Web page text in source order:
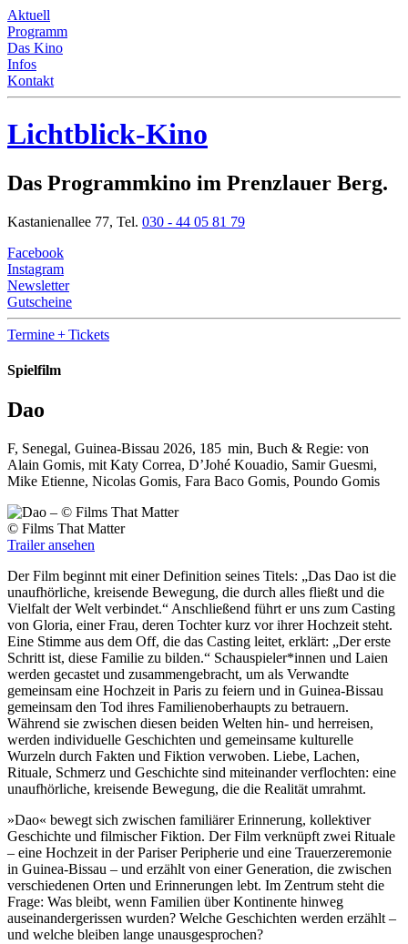
Aktuell
Programm
Das Kino
Infos
Kontakt
Lichtblick-Kino
Das Programmkino im Prenzlauer Berg.
Kastanienallee 77, Tel. 030 - 44 05 81 79
Facebook
Instagram
Newsletter
Gutscheine
Termine+ Tickets
Spielfilm
Dao
F, Senegal, Guinea-Bissau 2026, 185 min, Buch & Regie: von
Alain Gomis, mit Katy Correa, D’Johé Kouadio, Samir Guesmi,
Mike Etienne, Nicolas Gomis, Fara Baco Gomis, Poundo Gomis
© Films That Matter
Trailer ansehen
Der Film beginnt mit einer Definition seines Titels: „Das Dao ist die
unaufhörliche, kreisende Bewegung, die durch alles fließt und die
Vielfalt der Welt verbindet.“ Anschließend führt er uns zum Casting
von Gloria, einer Frau, deren Tochter kurz vor ihrer Hochzeit steht.
Eine Stimme aus dem Off, die das Casting leitet, erklärt: „Der erste
Schritt ist, diese Familie zu bilden.“ Schauspieler*innen und Laien
werden gecastet und zusammengebracht, um als Verwandte
gemeinsam eine Hochzeit in Paris zu feiern und in Guinea-Bissau
gemeinsam den Tod ihres Familienoberhaupts zu betrauern.
Während sie zwischen diesen beiden Welten hin- und herreisen,
werden individuelle Geschichten und gemeinsame kulturelle
Wurzeln durch Fakten und Fiktion verwoben. Liebe, Lachen,
Rituale, Schmerz und Geschichte sind miteinander verflochten: eine
unaufhörliche, kreisende Bewegung, die die Realität umrahmt.
»Dao« bewegt sich zwischen familiärer Erinnerung, kollektiver
Geschichte und filmischer Fiktion. Der Film verknüpft zwei Rituale
– eine Hochzeit in der Pariser Peripherie und eine Trauerzeremonie
in Guinea-Bissau – und erzählt von einer Generation, die zwischen
verschiedenen Orten und Erinnerungen lebt. Im Zentrum steht die
Frage: Was bleibt, wenn Familien über Kontinente hinweg
auseinandergerissen wurden? Welche Geschichten werden erzählt –
und welche bleiben lange unausgesprochen?